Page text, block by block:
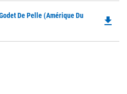
De Pelle (Amérique Du
file_download